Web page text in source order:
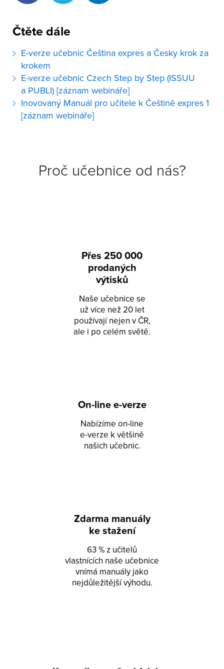
Čtěte dále
E-verze učebnic Čeština expres a Česky krok za
krokem
E-verze učebnic Czech Step by Step (ISSUU
a PUBLI) [záznam webináře]
Inovovaný Manuál pro učitele k Češtině expres 1
[záznam webináře]
Proč učebnice od nás?
Přes 250 000
prodaných
výtisků
Naše učebnice se
už více než 20 let
používají nejen v ČR,
ale i po celém světě.
On-line e-verze
Nabízíme on-line
e-verze k většině
našich učebnic.
Zdarma manuály
ke stažení
63 % z učitelů
vlastnících naše učebnice
vnímá manuály jako
nejdůležitější výhodu.